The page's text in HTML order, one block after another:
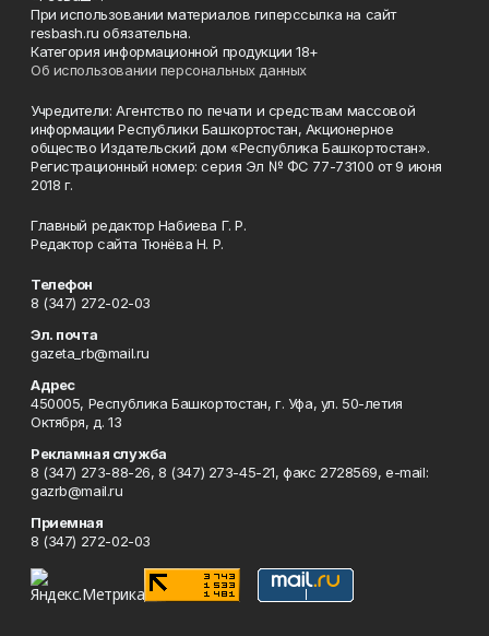
При использовании материалов гиперссылка на сайт
resbash.ru обязательна.
Категория информационной продукции 18+
Об использовании персональных данных
Учредители: Агентство по печати и средствам массовой
информации Республики Башкортостан, Акционерное
общество Издательский дом «Республика Башкортостан».
Регистрационный номер: серия Эл № ФС 77-73100 от 9 июня
2018 г.
Главный редактор Набиева Г. Р.
Редактор сайта Тюнёва Н. Р.
Телефон
8 (347) 272-02-03
Эл. почта
gazeta_rb@mail.ru
Адрес
450005, Республика Башкортостан, г. Уфа, ул. 50-летия
Октября, д. 13
Рекламная служба
8 (347) 273-88-26, 8 (347) 273-45-21, факс 2728569, e-mail:
gazrb@mail.ru
Приемная
8 (347) 272-02-03